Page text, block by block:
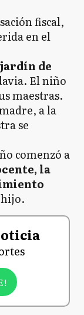
fiscal,
en el
jardín de
El niño
maestras.
a la
se
comenzó a
la
hijo.